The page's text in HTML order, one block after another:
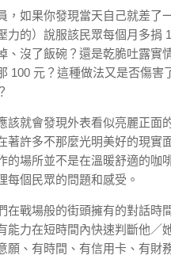
，如果你發現當天自己就差了
力的）說服該民眾每個月多捐
、沒了飯碗？還是乾脆吐露實
100 元？這種做法又是否傷害
該就會發現外表看似亮麗正面
著許多不那麼光明美好的現實
的場所並不是在溫暖舒適的咖
每個民眾的問題和感受。
在戰場般的街頭擁有的對話時
能力在短時間內快速判斷他／
願、有時間、有信用卡、有財